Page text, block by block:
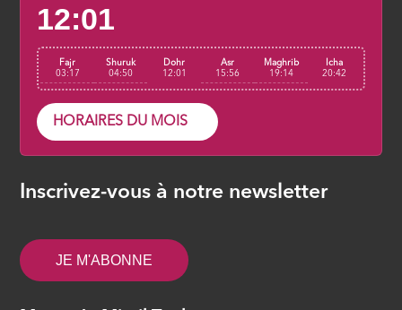
12:01
Fajr
03:17
Shuruk
04:50
Dohr
12:01
Asr
15:56
Maghrib
19:14
Icha
20:42
HORAIRES DU MOIS
Inscrivez-vous à notre newsletter
JE M'ABONNE